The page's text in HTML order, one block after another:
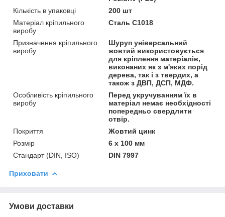
Кількість в упаковці
200 шт
Матеріал кріпильного
виробу
Сталь С1018
Призначення кріпильного
виробу
Шуруп універсальний
жовтий використовується
для кріплення матеріалів,
виконаних як з м'яких порід
дерева, так і з твердих, а
також з ДВП, ДСП, МДФ.
Особливість кріпильного
виробу
Перед укручуванням їх в
матеріал немає необхідності
попередньо свердлити
отвір.
Покриття
Жовтий цинк
Розмір
6 х 100 мм
Стандарт (DIN, ISO)
DIN 7997
Приховати
Умови доставки